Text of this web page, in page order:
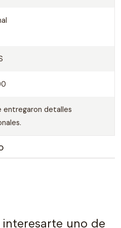
entregaron detalles
uno de